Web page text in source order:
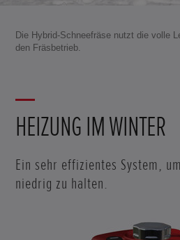
Die Hybrid-Schneefräse nutzt die volle
den Fräsbetrieb.
HEIZUNG IM WINTER
Ein sehr effizientes System,
niedrig zu halten.